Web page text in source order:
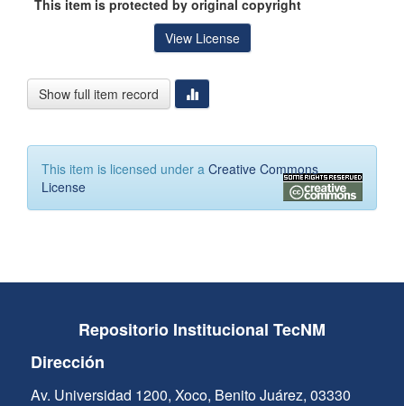
This item is protected by original copyright
View License
Show full item record
This item is licensed under a Creative Commons
License
Repositorio Institucional TecNM
Dirección
Av. Universidad 1200, Xoco, Benito Juárez, 03330